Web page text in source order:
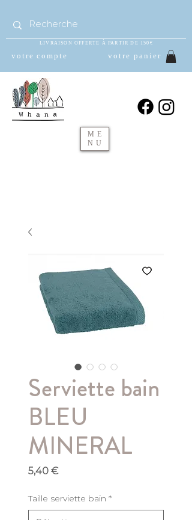
LIVRAISON OFFERTE À PARTIR DE 150€
votre compte votre panier
ME
NU
Serviette bain
BLEU
MINERAL
5,40 €Prix
Taille serviette bain *